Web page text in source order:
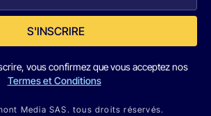
S'INSCRIRE
vous confirmez que vous acceptez nos
Termes et Conditions
Media SAS. tous droits réservés.